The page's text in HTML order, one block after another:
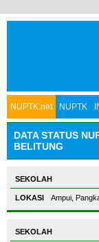
NUPTK.net NUPTK
DATA STATUS
BELITUNG
Ampui,